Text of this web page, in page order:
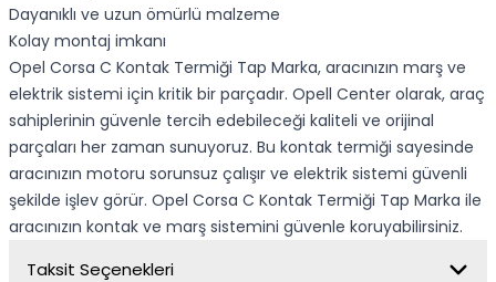
Dayanıklı ve uzun ömürlü malzeme
Kolay montaj imkanı
Opel Corsa C Kontak Termiği Tap Marka, aracınızın marş ve
elektrik sistemi için kritik bir parçadır. Opell Center olarak, araç
sahiplerinin güvenle tercih edebileceği kaliteli ve orijinal
parçaları her zaman sunuyoruz. Bu kontak termiği sayesinde
aracınızın motoru sorunsuz çalışır ve elektrik sistemi güvenli
şekilde işlev görür. Opel Corsa C Kontak Termiği Tap Marka ile
aracınızın kontak ve marş sistemini güvenle koruyabilirsiniz.
Taksit Seçenekleri